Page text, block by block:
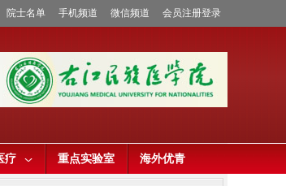
院士名单 手机频道 微信频道 会员注册登录
疗 重点实验室 海外优青